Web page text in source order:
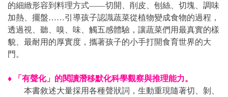
的細緻形容到料理方式——切開、削皮、刨絲、切塊、調味
加熱、擺盤……引導孩子認識蔬菜從植物變成食物的過程，
透過視、聽、嗅、味、觸五感體驗，讓蔬菜們用最真實的樣
貌、最耐用的厚實度，攜著孩子的小手打開食育世界的大
門。
♦ 「有聲化」的閱讀潛移默化科學觀察與推理能力。
本書敘述大量採用各種聲狀詞，生動重現隨著切、剝、